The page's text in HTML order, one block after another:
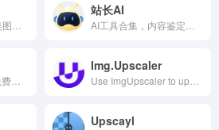
站长AI
Img.Upscaler
Upscayl